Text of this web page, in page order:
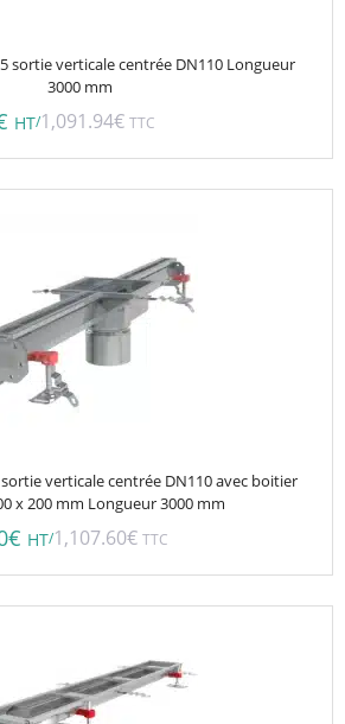
sortie verticale centrée DN110 Longueur
3000 mm
HT/1,091.94€ TTC
verticale centrée DN110 avec boitier
x 200 mm Longueur 3000 mm
€ HT/1,107.60€ TTC